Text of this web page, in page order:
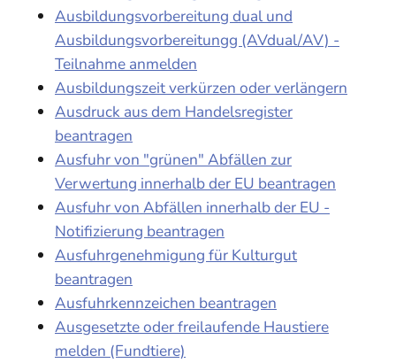
Ausbildungsvorbereitung dual und
Ausbildungsvorbereitungg (AVdual/AV) -
Teilnahme anmelden
Ausbildungszeit verkürzen oder verlängern
Ausdruck aus dem Handelsregister
beantragen
Ausfuhr von "grünen" Abfällen zur
Verwertung innerhalb der EU beantragen
Ausfuhr von Abfällen innerhalb der EU -
Notifizierung beantragen
Ausfuhrgenehmigung für Kulturgut
beantragen
Ausfuhrkennzeichen beantragen
Ausgesetzte oder freilaufende Haustiere
melden (Fundtiere)